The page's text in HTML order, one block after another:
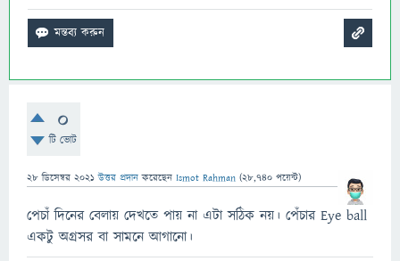
0
টি ভোট
28 ডিসেম্বর 2021 উত্তর প্রদান করেছেন Ismot Rahman (28,740 পয়েন্ট)
পেচাঁ দিনের বেলায় দেখতে পায় না এটা সঠিক নয়। পেঁচার Eye ball
একটু অগ্রসর বা সামনে আগানো।